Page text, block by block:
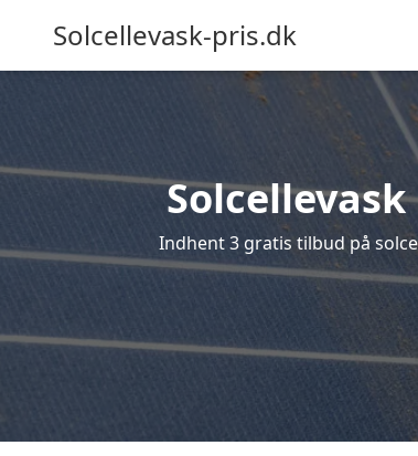
Solcellevask-pris.dk
Indhent 3 gratis tilbud på